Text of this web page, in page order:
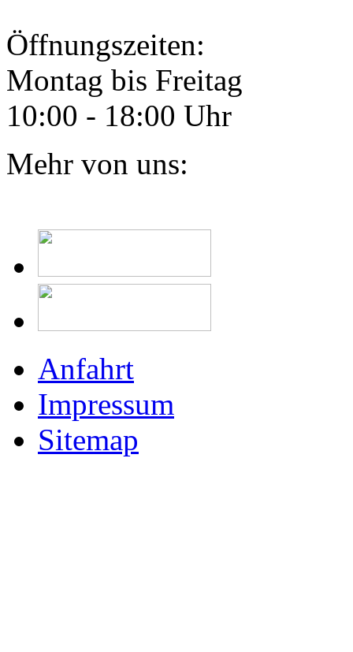
Öffnungszeiten:
Montag bis Freitag
10:00 - 18:00 Uhr
Mehr von uns:
Anfahrt
Impressum
Sitemap